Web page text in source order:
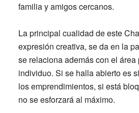
familia y amigos cercanos.
La principal cualidad de este
expresión creativa, se da en la
se relaciona además con el
individuo. Si se halla abierto es
los emprendimientos, si está
no se esforzará al máximo.